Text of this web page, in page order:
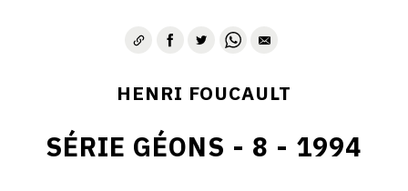
HENRI FOUCAULT
SÉRIE GÉONS - 8 - 1994